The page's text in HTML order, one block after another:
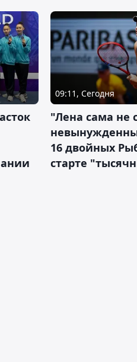
09:11, Сегодня
"Лена сама не
16 двойных
старте